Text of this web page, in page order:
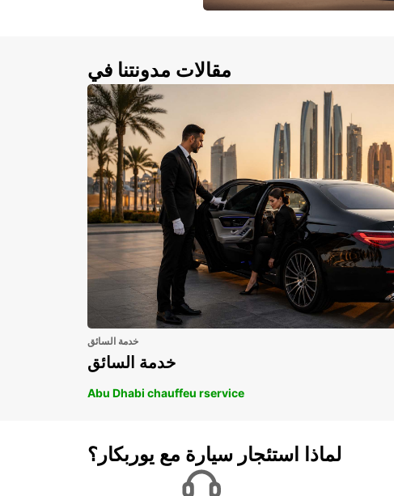
مقالات مدونتنا في
خدمة السائق
خدمة السائق
Abu Dhabi chauffeu rservice
لماذا استئجار سيارة مع يوربكار؟